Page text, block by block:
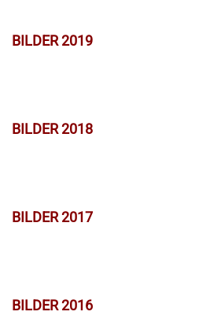
BILDER 2019
BILDER 2018
BILDER 2017
BILDER 2016